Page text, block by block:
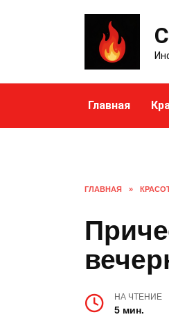
Главная
ГЛАВНАЯ »
НА ЧТЕНИЕ
5 мин.